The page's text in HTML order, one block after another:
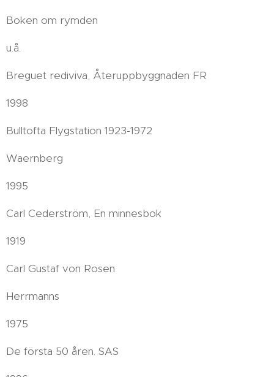
Boken om rymden
u.å.
Breguet rediviva, Återuppbyggnaden FR
1998
Bulltofta Flygstation 1923-1972
Waernberg
1995
Carl Cederström, En minnesbok
1919
Carl Gustaf von Rosen
Herrmanns
1975
De första 50 åren. SAS